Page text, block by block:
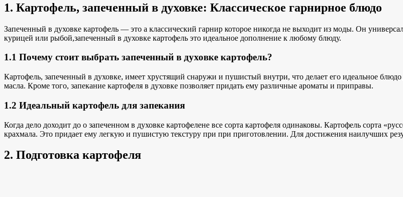
1. Картофель, запеченный в духовке: Классическое гарнирное блюдо
Запеченный в духовке картофель — это a классический гарнир которое никогда не выходит из моды. Он
курицей или рыбой,запеченный в духовке картофель это идеальное дополнение к любому блюду.
1.1 Почему стоит выбрать запеченный в духовке картофель?
Картофель, запеченный в духовке, имеет хрустящий снаружи и пушистый внутри, что делает его идеальное
масла. Кроме того, запекание картофеля в духовке позволяет придать ему различные ароматы и приправы.
1.2 Идеальный картофель для запекания
Когда дело доходит до о запеченном в духовке картофелене все сорта картофеля одинаковы. Картофель сорта
крахмала. Это придает ему легкую и пушистую текстуру при при приготовлении. Для достижения наилучших
2. Подготовка картофеля